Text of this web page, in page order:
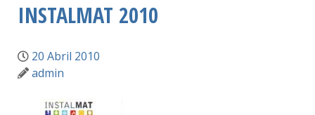
INSTALMAT 2010
20 Abril 2010
admin